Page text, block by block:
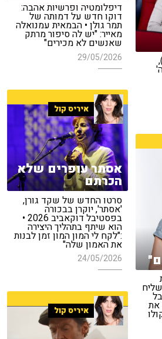
דיפלומטיה ופרשיות אהבה:
דוקו חדש על דמותה של
תמר גולן • הבמאית עמנואלה
מאייר: "יש לה סיפור מרתק
שאנשים לא מכירים"
29/05/2026
איריס קול
אסתר עופרים שלא
הכרתם
סרטו החדש של שקד גורן,
'אסתר', יוקרן בבכורה
בפסטיבל דוקאביב 2026 •
הוא שיתף בתהליך היצירה
:"לקח לי המון המון זמן לבנות
את האמון שלה"
24/05/2026
את איריס קול